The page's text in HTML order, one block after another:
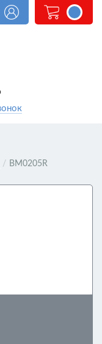
<@
order.count
|| 0 @>
/ BM0205R